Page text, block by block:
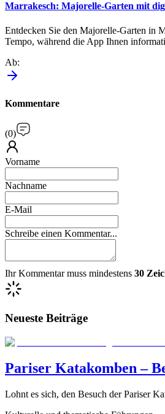
Marrakesch: Majorelle-Garten mit
Entdecken Sie den Majorelle-Garten in
Tempo, während die App Ihnen
Ab:
Kommentare
(0)
Vorname
Nachname
E-Mail
Schreibe einen Kommentar...
Ihr Kommentar muss mindestens 30
Neueste Beiträge
Pariser Katakomben –
Lohnt es sich, den Besuch der Pariser